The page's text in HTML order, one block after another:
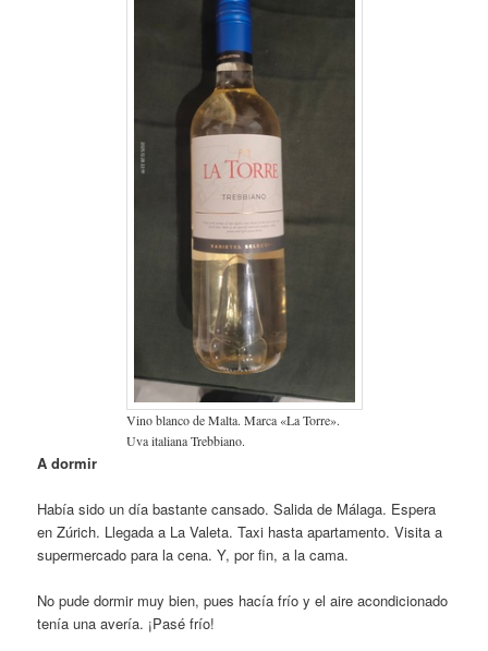
Vino blanco de Malta. Marca «La Torre».
Uva italiana Trebbiano.
A dormir
Había sido un día bastante cansado. Salida de Málaga. Espera
en Zúrich. Llegada a La Valeta. Taxi hasta apartamento. Visita a
supermercado para la cena. Y, por fin, a la cama.
No pude dormir muy bien, pues hacía frío y el aire acondicionado
tenía una avería. ¡Pasé frío!